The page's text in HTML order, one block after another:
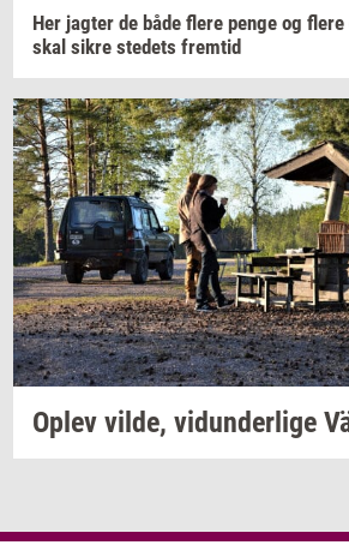
Her jag­ter de både flere penge og flere
skal sikre ste­dets frem­tid
Oplev vilde, vi­dun­der­li­ge